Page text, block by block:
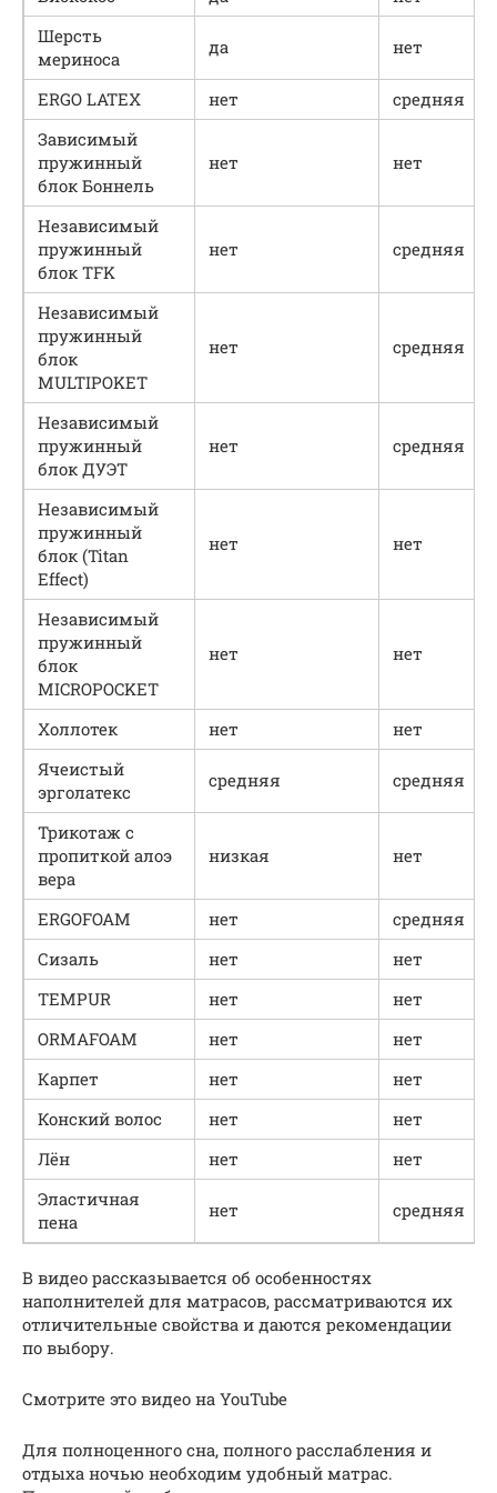
Шерсть
мериноса
да нет
ERGO LATEX нет
средняя
Зависимый
пружинный
блок Боннель
нет нет
Независимый
пружинный
блок TFK
нет средняя
Независимый
пружинный
блок
MULTIPOKET
нет средняя
Независимый
пружинный
блок ДУЭТ
нет средняя
Независимый
пружинный
блок (Titan
Effect)
нет нет
Независимый
пружинный
блок
MICROPOCKET
нет нет
Холлотек нет
нет
Ячеистый
эрголатекс
средняя средняя
Трикотаж с
пропиткой алоэ
вера
низкая нет
ERGOFOAM нет
средняя
Сизаль
нет
нет
TEMPUR
нет
нет
ORMAFOAM
нет
нет
Карпет
нет
нет
Конский волос
нет
нет
Лён
нет
нет
Эластичная
пена
нет средняя
В видео рассказывается об особенностях
наполнителей для матрасов, рассматриваются их
отличительные свойства и даются рекомендации
по выбору.
Смотрите это видео на YouTube
Для полноценного сна, полного расслабления и
отдыха ночью необходим удобный матрас.